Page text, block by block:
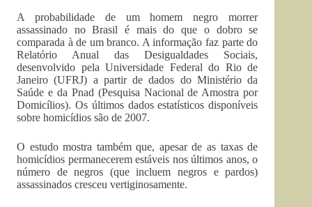
A probabilidade de um homem negro morrer
assassinado no Brasil é mais do que o dobro se
comparada à de um branco. A informação faz parte do
Relatório Anual das Desigualdades Sociais,
desenvolvido pela Universidade Federal do Rio de
Janeiro (UFRJ) a partir de dados do Ministério da
Saúde e da Pnad (Pesquisa Nacional de Amostra por
Domicílios). Os últimos dados estatísticos disponíveis
sobre homicídios são de 2007.
O estudo mostra também que, apesar de as taxas de
homicídios permanecerem estáveis nos últimos anos, o
número de negros (que incluem negros e pardos)
assassinados cresceu vertiginosamente.